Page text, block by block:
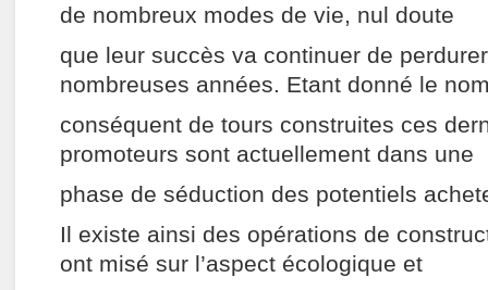
de nombreux modes de vie, nul doute
que leur succès va continuer de
nombreuses années. Etant donné le
conséquent de tours construites ces
promoteurs sont actuellement dans une
phase de séduction des potentiels
Il existe ainsi des opérations de
ont misé sur l’aspect écologique et